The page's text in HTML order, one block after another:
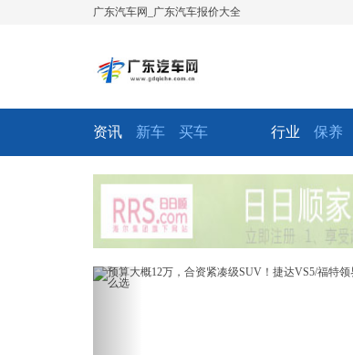
广东汽车网_广东汽车报价大全
资讯 新车 买车 行业 保养
Previous